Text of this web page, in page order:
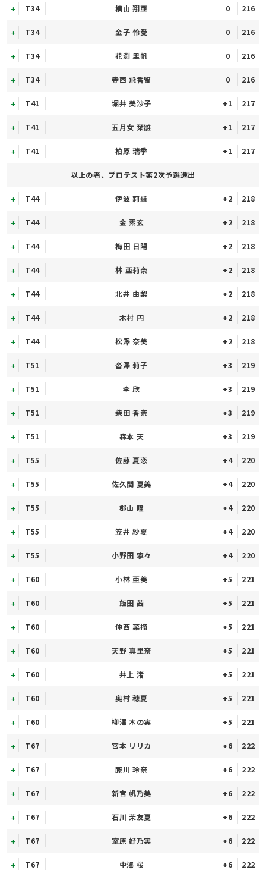
T34 横山 翔亜 0 216
T34 金子 怜愛 0 216
T34 花渕 里帆 0 216
T34 寺西 飛香留 0 216
T41 堀井 美沙子 +1 217
T41 五月女 栞雛 +1 217
T41 柏原 瑞季 +1 217
以上の者、プロテスト第2次予選進出
T44 伊波 莉羅 +2 218
T44 金 素玄 +2 218
T44 梅田 日陽 +2 218
T44 林 亜莉奈 +2 218
T44 北井 由梨 +2 218
T44 木村 円 +2 218
T44 松澤 奈美 +2 218
T51 沓澤 莉子 +3 219
T51 李 欣 +3 219
T51 柴田 香奈 +3 219
T51 森本 天 +3 219
T55 佐藤 夏恋 +4 220
T55 佐久間 夏美 +4 220
T55 郡山 瞳 +4 220
T55 笠井 紗夏 +4 220
T55 小野田 寧々 +4 220
T60 小林 亜美 +5 221
T60 飯田 茜 +5 221
T60 仲西 菜摘 +5 221
T60 天野 真里奈 +5 221
T60 井上 渚 +5 221
T60 奥村 穂夏 +5 221
T60 柳澤 木の実 +5 221
T67 宮本 リリカ +6 222
T67 藤川 玲奈 +6 222
T67 新宮 帆乃美 +6 222
T67 石川 茉友夏 +6 222
T67 室原 好乃実 +6 222
T67 中澤 桜 +6 222